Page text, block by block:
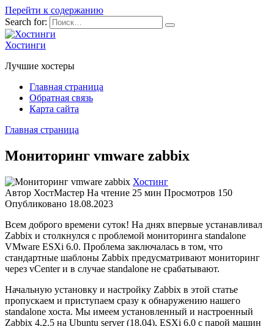
Перейти к содержанию
Search for:
Хостинги
Лучшие хостеры
Главная страница
Обратная связь
Карта сайта
Главная страница
Мониторинг vmware zabbix
Хостинг
Автор ХостМастер На чтение 25 мин Просмотров 150
Опубликовано 18.08.2023
Всем доброго времени суток! На днях впервые устанавливал
Zabbix и столкнулся с проблемой мониторинга standalone
VMware ESXi 6.0. Проблема заключалась в том, что
стандартные шаблоны Zabbix предусматривают мониторинг
через vCenter и в случае standalone не срабатывают.
Начальную установку и настройку Zabbix в этой статье
пропускаем и приступаем сразу к обнаружению нашего
standalone хоста. Мы имеем установленный и настроенный
Zabbix 4.2.5 на Ubuntu server (18.04), ESXi 6.0 с парой машин